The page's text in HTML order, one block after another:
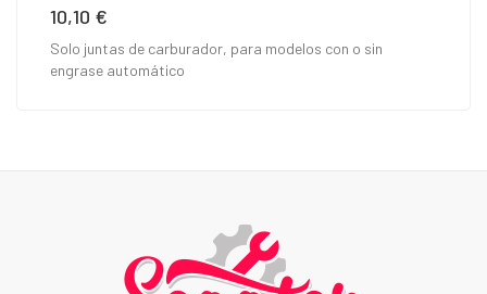
Precio
10,10 €
Solo juntas de carburador, para modelos con o sin
engrase automático